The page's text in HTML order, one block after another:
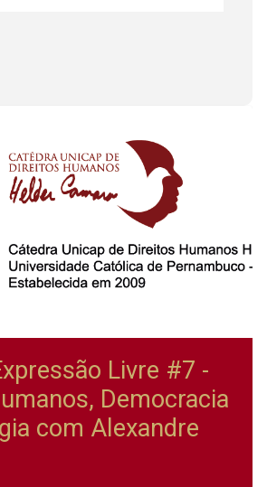
Livre #7 -
Democracia
com Alexandre